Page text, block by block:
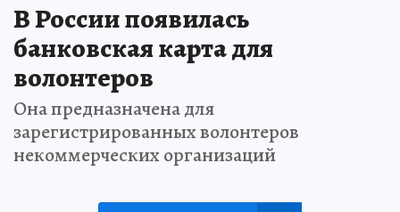
В России появилась
банковская карта для
волонтеров
Она предназначена для
зарегистрированных волонтеров
некоммерческих организаций